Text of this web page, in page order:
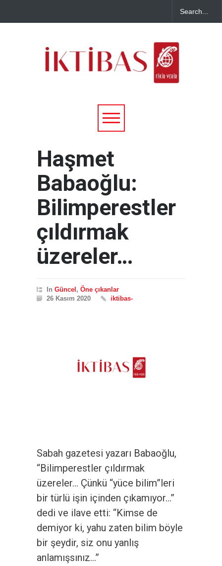
Haşmet
Babaoğlu:
Bilimperestler
çıldırmak
üzereler…
In Güncel, Öne çıkanlar
26 Kasım 2020
iktibas-
Sabah gazetesi yazarı Babaoğlu,
“Bilimperestler çıldırmak
üzereler… Çünkü “yüce bilim”leri
bir türlü işin içinden çıkamıyor…”
dedi ve ilave etti: “Kimse de
demiyor ki, yahu zaten bilim böyle
bir şeydir, siz onu yanlış
anlamışsınız…”